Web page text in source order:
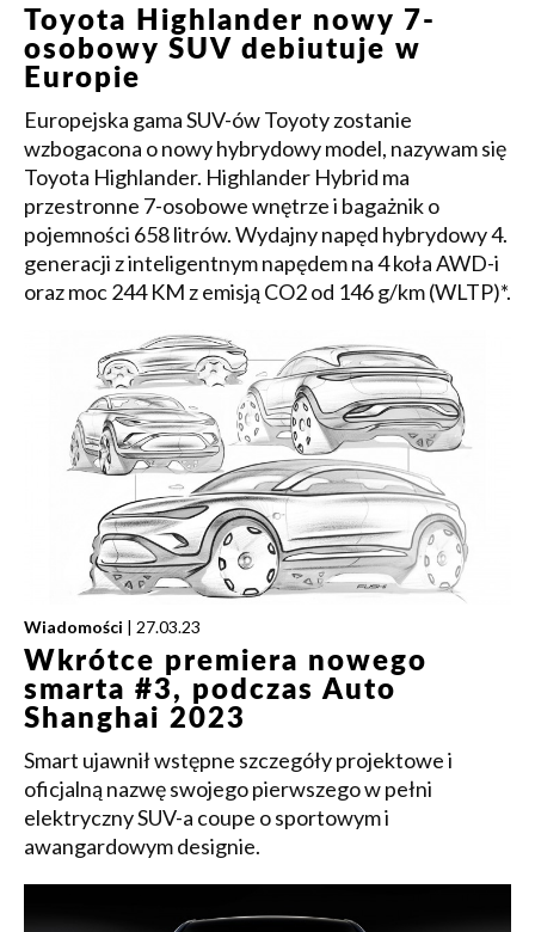
Toyota Highlander nowy 7-
osobowy SUV debiutuje w
Europie
Europejska gama SUV-ów Toyoty zostanie
wzbogacona o nowy hybrydowy model, nazywam się
Toyota Highlander. Highlander Hybrid ma
przestronne 7-osobowe wnętrze i bagażnik o
pojemności 658 litrów. Wydajny napęd hybrydowy 4.
generacji z inteligentnym napędem na 4 koła AWD-i
oraz moc 244 KM z emisją CO2 od 146 g/km (WLTP)*.
Wiadomości | 27.03.23
Wkrótce premiera nowego
smarta #3, podczas Auto
Shanghai 2023
Smart ujawnił wstępne szczegóły projektowe i
oficjalną nazwę swojego pierwszego w pełni
elektryczny SUV-a coupe o sportowym i
awangardowym designie.